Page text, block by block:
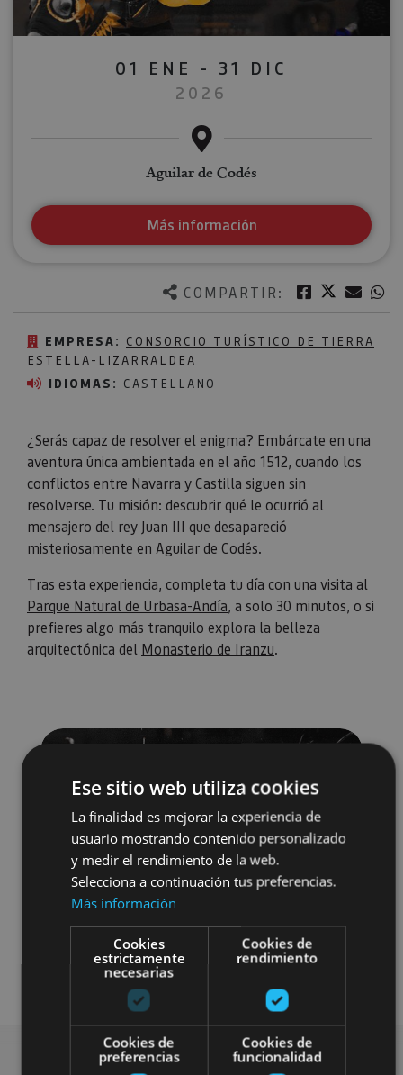
COMPARTIR: Facebook
Twitter
EMPRESA: CONSORCIO TURÍSTICO DE TIERRA
ESTELLA-LIZARRALDEA
IDIOMAS: CASTELLANO
¿Serás capaz de resolver el enigma? Embárcate en una
aventura única ambientada en el año 1512, cuando los
conflictos entre Navarra y Castilla siguen sin
resolverse. Tu misión: descubrir qué le ocurrió al
mensajero del rey Juan III que desapareció
misteriosamente en Aguilar de Codés.
Tras esta experiencia, completa tu día con una visita al
Parque Natural de Urbasa-Andía, a solo 30 minutos, o si
prefieres algo más tranquilo explora la belleza
arquitectónica del Monasterio de Iranzu.
01 ENE - 31 DIC
2026
Aguilar de Codés
Más información
Ese sitio web utiliza cookies
La finalidad es mejorar la experiencia de
usuario mostrando contenido personalizado
y medir el rendimiento de la web.
Selecciona a continuación tus preferencias.
Más información
Cookies
estrictamente
necesarias
Cookies de
rendimiento
Cookies de
preferencias
Cookies de
funcionalidad